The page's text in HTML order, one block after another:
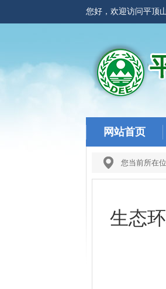
您好，欢迎访问平
网站首页
您当前所在位
生态